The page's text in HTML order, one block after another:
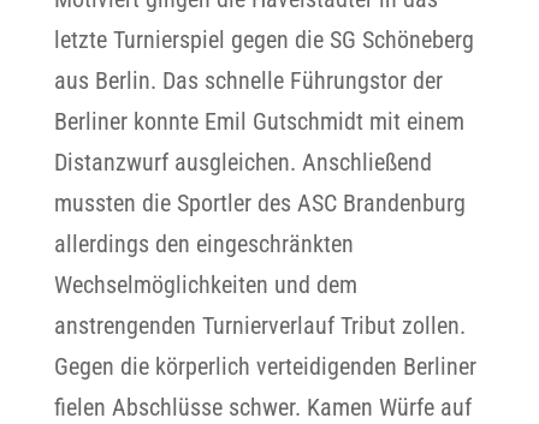
letzte Turnierspiel gegen die SG Schöneberg
aus Berlin. Das schnelle Führungstor der
Berliner konnte Emil Gutschmidt mit einem
Distanzwurf ausgleichen. Anschließend
mussten die Sportler des ASC Brandenburg
allerdings den eingeschränkten
Wechselmöglichkeiten und dem
anstrengenden Turnierverlauf Tribut zollen.
Gegen die körperlich verteidigenden Berliner
fielen Abschlüsse schwer. Kamen Würfe auf